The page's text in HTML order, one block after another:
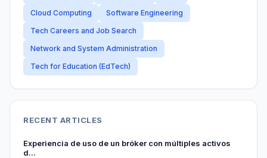
Cloud Computing
Software Engineering
Tech Careers and Job Search
Network and System Administration
Tech for Education (EdTech)
RECENT ARTICLES
Experiencia de uso de un bróker con múltiples activos
d...